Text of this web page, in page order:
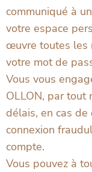
communiqué à
votre espace
œuvre toutes les
votre mot de
Vous vous
OLLON, par tout
délais, en cas
connexion
compte.
Vous pouvez à